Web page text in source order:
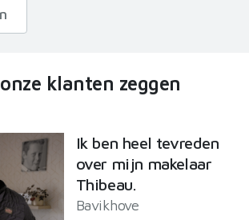
klanten zeggen
Ik ben heel tevreden
over mijn makelaar
Thibeau.
Bavikhove